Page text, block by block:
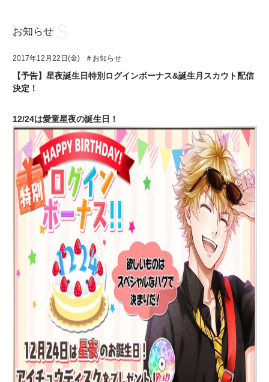
ユニット&キャラクター
アプリゲーム
イベント・キャンペーン
ミュージック
グッズ・本
ギャラリー
アイ★チュウとは
ユニット&キャラクター
アプリゲーム
イベント・キャンペーン
ミュージック
グッズ・本
ギャラリー
お知らせ
2017年12月22日(金) ＃お知らせ
【予告】星夜誕生日特別ログインボーナス&誕生月スカウト配信
決定！
12/24は愛童星夜の誕生日！